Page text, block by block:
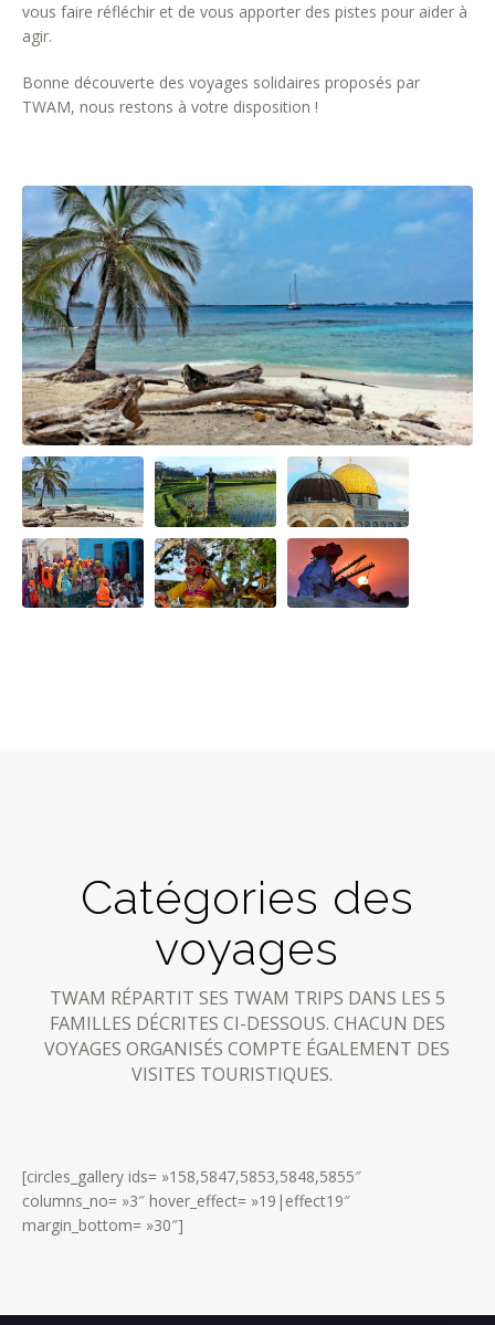
vous faire réfléchir et de vous apporter des pistes pour aider à
agir.
Bonne découverte des voyages solidaires proposés par
TWAM, nous restons à votre disposition !
Catégories des
voyages
TWAM RÉPARTIT SES TWAM TRIPS DANS LES 5
FAMILLES DÉCRITES CI-DESSOUS. CHACUN DES
VOYAGES ORGANISÉS COMPTE ÉGALEMENT DES
VISITES TOURISTIQUES.
[circles_gallery ids= »158,5847,5853,5848,5855″
columns_no= »3″ hover_effect= »19|effect19″
margin_bottom= »30″]